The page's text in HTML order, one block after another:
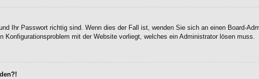
Ihr Passwort richtig sind. Wenn dies der Fall ist, wenden Sie sich an einen Board-
mit der Website vorliegt, welches ein Administrator lösen muss.